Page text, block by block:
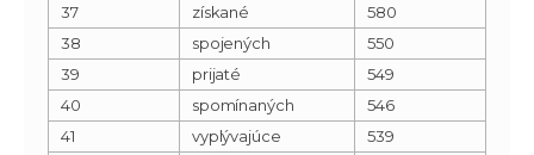
37
získané
580
38
spojených
550
39
prijaté
549
40
spomínaných
546
41
vyplývajúce
539